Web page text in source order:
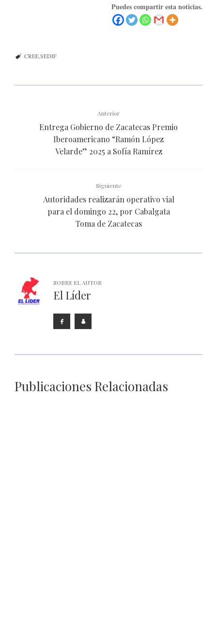
Puedes compartir esta noticias.
CREESEDIF
Anterior
Entrega Gobierno de Zacatecas Premio
Iberoamericano “Ramón López
Velarde” 2025 a Sofía Ramírez
Siguiente
Autoridades realizarán operativo vial
para el domingo 22, por Cabalgata
Toma de Zacatecas
SOBRE EL AUTOR
El Líder
Publicaciones Relacionadas